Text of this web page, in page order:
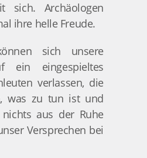
sich. Archäologen
ihre helle Freude.
sich unsere
ein eingespieltes
verlassen, die
was zu tun ist und
aus der Ruhe
Versprechen bei